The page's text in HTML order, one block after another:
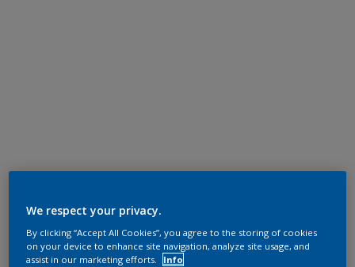
We respect your privacy.
By clicking “Accept All Cookies”, you agree to the storing of cookies
on your device to enhance site navigation, analyze site usage, and
assist in our marketing efforts.
Info